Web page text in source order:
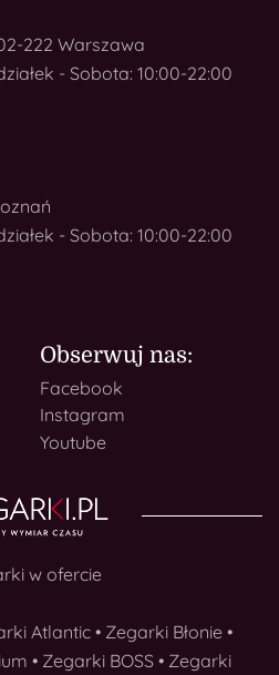
222 Warszawa
- Sobota: 10:00-22:00
- Sobota: 10:00-22:00
Obserwuj nas:
Facebook
Instagram
Youtube
w ofercie
Atlantic• Zegarki Błonie•
• Zegarki BOSS • Zegarki